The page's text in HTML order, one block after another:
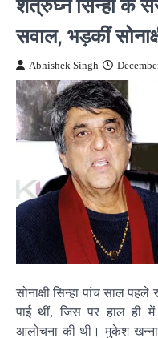
सवाल, भड़कीं
Abhishek Singh
सोनाक्षी सिन्हा पांच साल
पाई थीं, जिस पर हाल ही
आलोचना की थी। मुकेश खन्ना